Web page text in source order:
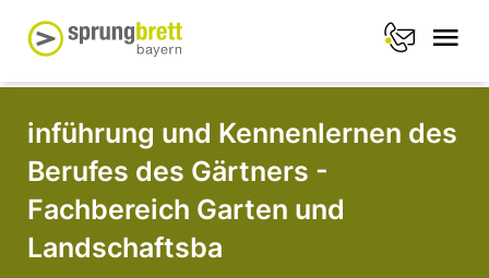
inführung und Kennenlernen des
Berufes des Gärtners -
Fachbereich Garten und
Landschaftsba